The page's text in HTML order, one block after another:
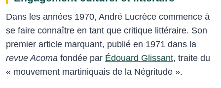
Dans les années 1970, André Lucrèce commence à
se faire connaître en tant que critique littéraire. Son
premier article marquant, publié en 1971 dans la
revue Acoma fondée par Édouard Glissant, traite du
« mouvement martiniquais de la Négritude ».